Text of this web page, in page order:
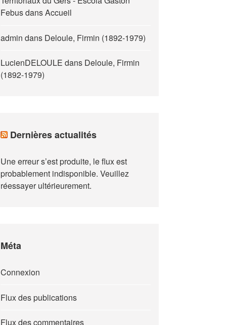
FebusdansAccueil
admin dans Deloule, Firmin (1892-1979)
LucienDELOULE dans Deloule, Firmin
(1892-1979)
Dernières actualités
Une erreur s’est produite, le flux est
probablement indisponible. Veuillez
réessayer ultérieurement.
Méta
Connexion
Flux des publications
Flux des commentaires